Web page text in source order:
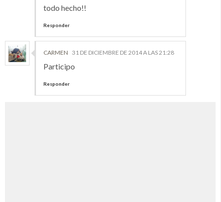
todo hecho!!
Responder
CARMEN 31 DE DICIEMBRE DE 2014 A LAS 21:28
Participo
Responder